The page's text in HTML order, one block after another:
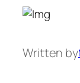
Written by